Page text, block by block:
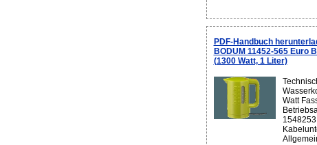
PDF-Handbuch
BODUM 11452-565 Euro
(1300 Watt, 1 Liter)
Watt